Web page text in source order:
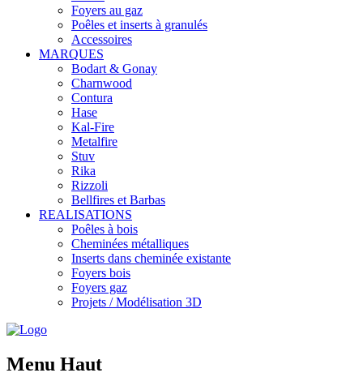
Foyers au gaz
Poêles et inserts à granulés
Accessoires
MARQUES
Bodart & Gonay
Charnwood
Contura
Hase
Kal-Fire
Metalfire
Stuv
Rika
Rizzoli
Bellfires et Barbas
REALISATIONS
Poêles à bois
Cheminées métalliques
Inserts dans cheminée existante
Foyers bois
Foyers gaz
Projets / Modélisation 3D
Menu Haut